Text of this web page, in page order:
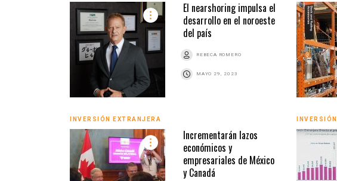
El nearshoring impulsa el
desarrollo en el noroeste
del país
REBECA ROMERO
MAYO 29, 2023
INVERSIÓN EXTRANJERA
Incrementarán lazos
económicos y
empresariales de México
y Canadá